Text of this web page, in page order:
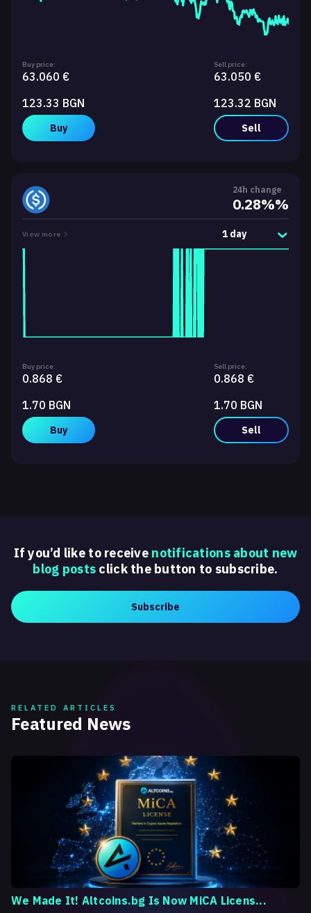
Buy price:
63.060 €
123.33 BGN
Buy
Sell price:
63.050 €
123.32 BGN
Sell
24h change
0.28%%
View more 1 day
Buy price:
0.868 €
1.70 BGN
Buy
Sell price:
0.868 €
1.70 BGN
Sell
If you’d like to receive notifications about new
blog posts click the button to subscribe.
Subscribe
RELATED ARTICLES
Featured News
We Made It! Altcoins.bg Is Now MiCA Licens...